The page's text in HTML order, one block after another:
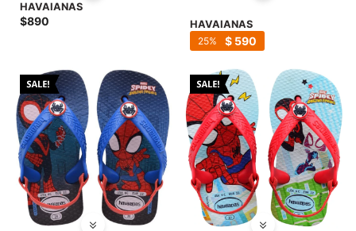
HAVAIANAS
$890 HAVAIANAS
$ 590
25